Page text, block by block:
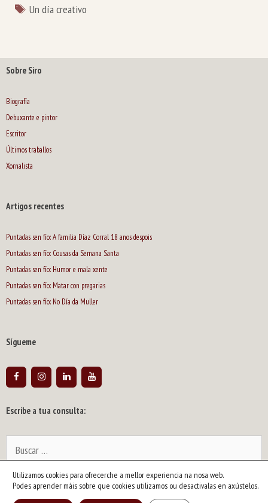
Etiquetas
Un día creativo
Sobre Siro
Biografía
Debuxante e pintor
Escritor
Últimos traballos
Xornalista
Artigos recentes
Puntadas sen fío: A familia Díaz Corral 18 anos despois
Puntadas sen fío: Cousas da Semana Santa
Puntadas sen fío: Humor e mala xente
Puntadas sen fío: Matar con pregarias
Puntadas sen fío: No Día da Muller
Sígueme
Escribe a tua consulta:
2026 © Siro | Artista y escritor gallego. Dibujante de humor y caricaturista
político. Pintor y ensayista |info@siroartista.com| Aviso legal y política de
Utilizamos cookies para ofrecerche a mellor experiencia na nosa web.
Podes aprender máis sobre que cookies utilizamos ou desactivalas en axústelos.